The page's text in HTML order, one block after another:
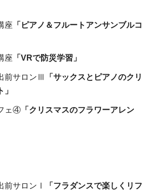
座 「ピアノ＆フルートアンサンブルコ
座 「VRで防災学習」
前サロンⅢ
「サックスとピアノのクリ
ェ④ 「クリスマスのフラワーアレン
前サロンⅠ
「フラダンスで楽しくリフ